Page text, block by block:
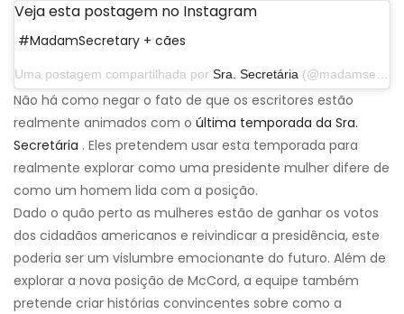
Veja esta postagem no Instagram
#MadamSecretary + cães
Uma postagem compartilhada por Sra. Secretária (@madamsecretarycbs) em 20 de outubro de 2019 às 17:16 PDT
Não há como negar o fato de que os escritores estão
realmente animados com o última temporada da Sra.
Secretária . Eles pretendem usar esta temporada para
realmente explorar como uma presidente mulher difere de
como um homem lida com a posição.
Dado o quão perto as mulheres estão de ganhar os votos
dos cidadãos americanos e reivindicar a presidência, este
poderia ser um vislumbre emocionante do futuro. Além de
explorar a nova posição de McCord, a equipe também
pretende criar histórias convincentes sobre como a